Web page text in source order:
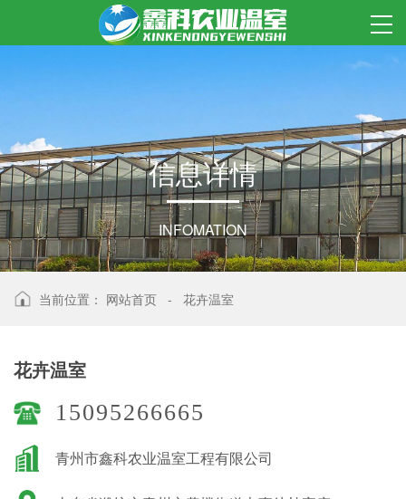
信息详情
INFOMATION
当前位置： 网站首页 - 花卉温室
花卉温室
15095266665
青州市鑫科农业温室工程有限公司